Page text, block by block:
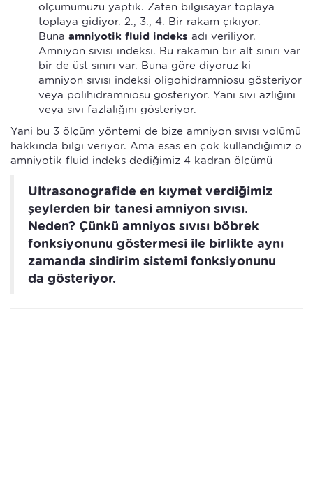
ölçümümüzü yaptık. Zaten bilgisayar toplaya
toplaya gidiyor. 2., 3., 4. Bir rakam çıkıyor.
Buna amniyotik fluid indeks adı veriliyor.
Amniyon sıvısı indeksi. Bu rakamın bir alt sınırı var
bir de üst sınırı var. Buna göre diyoruz ki
amniyon sıvısı indeksi oligohidramniosu gösteriyor
veya polihidramniosu gösteriyor. Yani sıvı azlığını
veya sıvı fazlalığını gösteriyor.
Yani bu 3 ölçüm yöntemi de bize amniyon sıvısı volümü
hakkında bilgi veriyor. Ama esas en çok kullandığımız o
amniyotik fluid indeks dediğimiz 4 kadran ölçümü
Ultrasonografide en kıymet verdiğimiz
şeylerden bir tanesi amniyon sıvısı.
Neden? Çünkü amniyos sıvısı böbrek
fonksiyonunu göstermesi ile birlikte aynı
zamanda sindirim sistemi fonksiyonunu
da gösteriyor.